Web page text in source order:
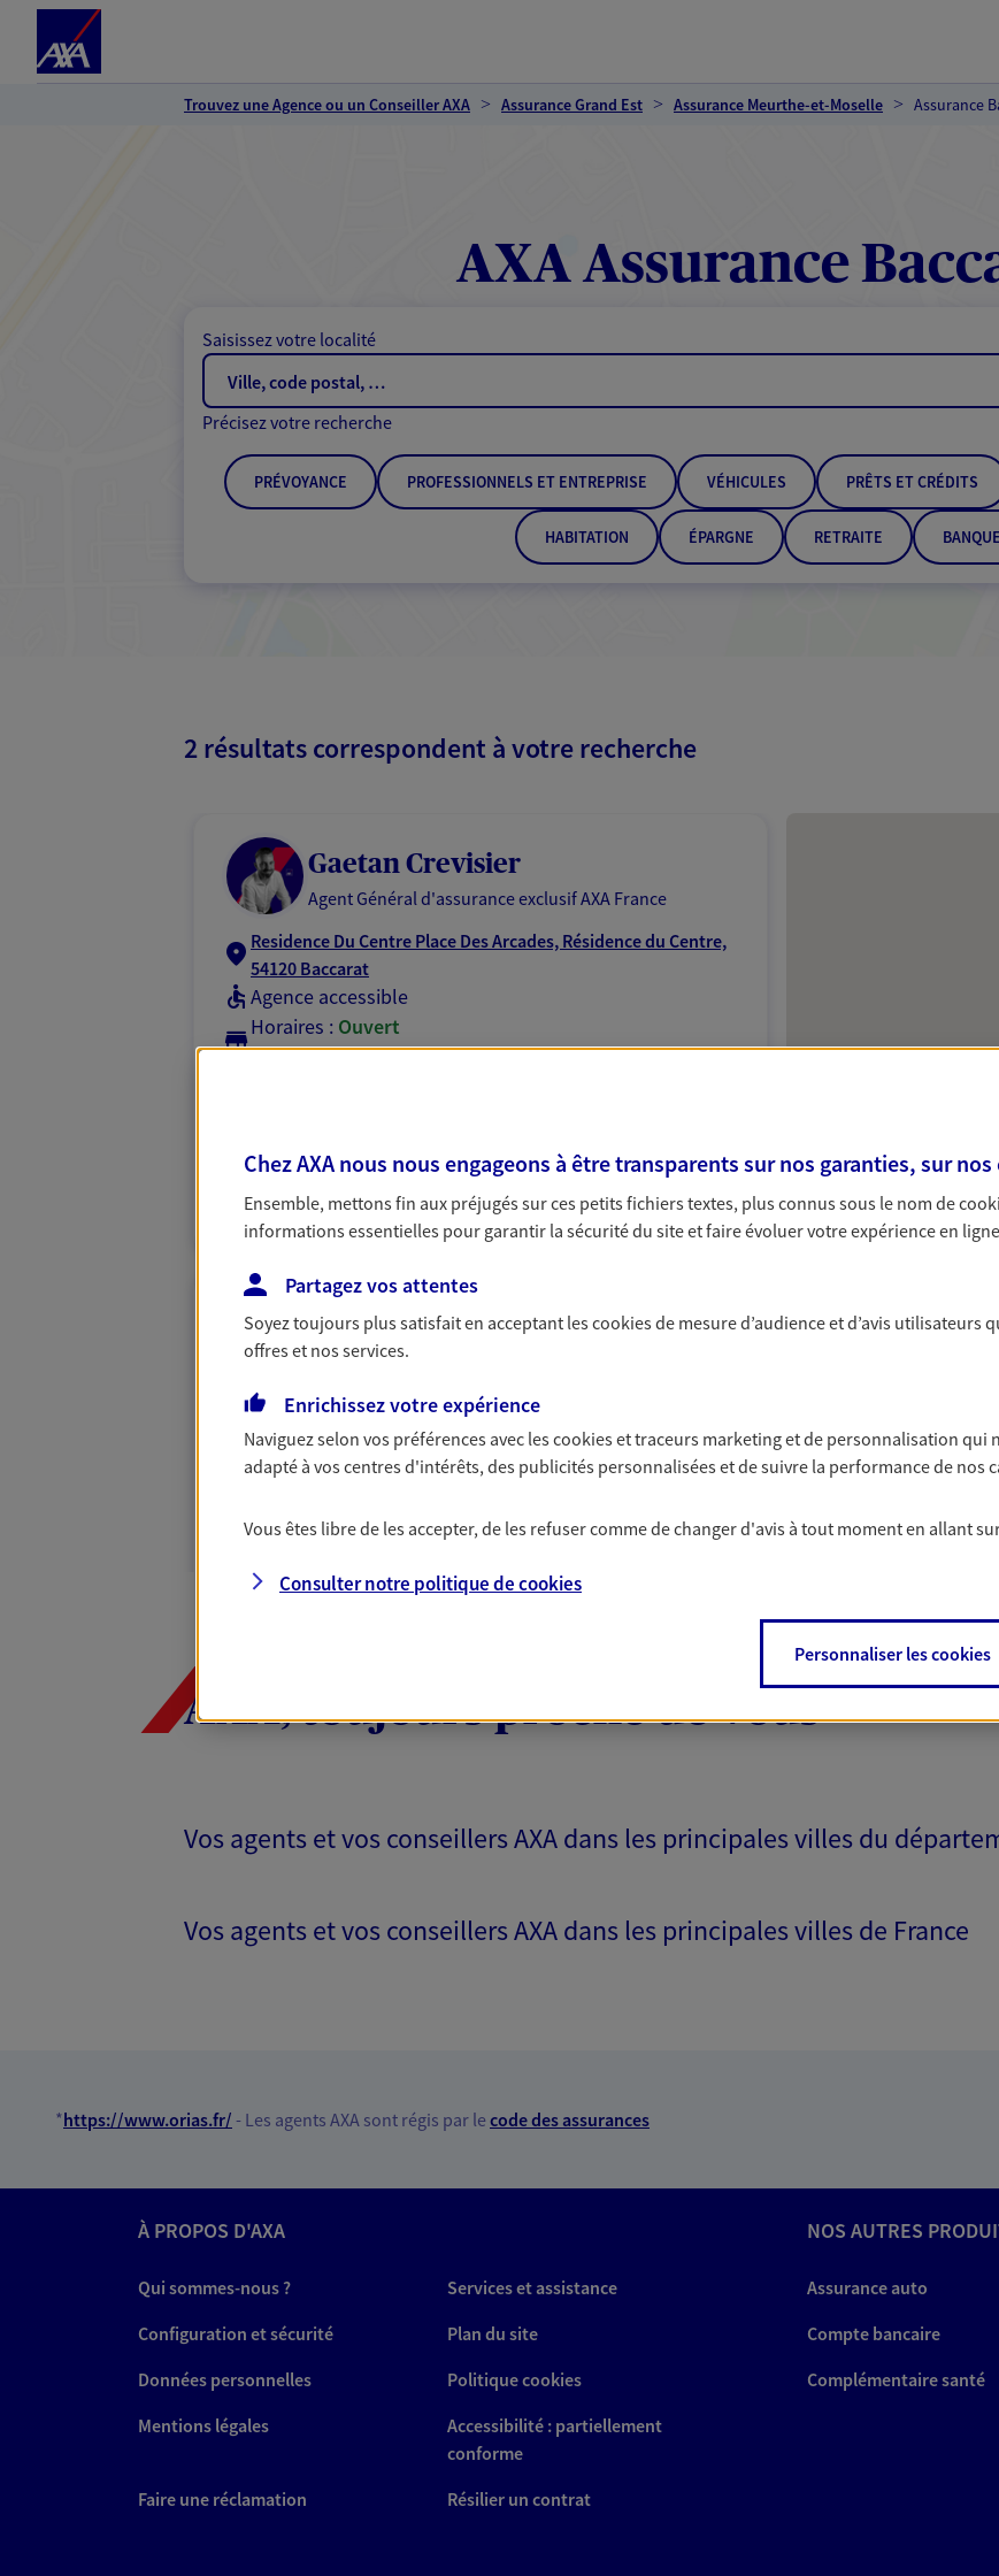
Trouvez une Agence ou un Conseiller AXA Assurance Grand Est Assurance Meurthe-et-Moselle Assurance
AXA Assurance
Saisissez votre localité
Précisez votre recherche
PRÉVOYANCE PROFESSIONNELS ET ENTREPRISE VÉHICULES PRÊTS ET CRÉDITS
HABITATION ÉPARGNE RETRAITE BANQUE
2 résultats correspondent à votre recherche
Gaetan Crevisier
Agent Général d'assurance exclusif AXA France
Residence Du Centre Place Des Arcades, Résidence du Centre,
54120 Baccarat
Agence accessible
Horaires : Ouvert
de 09:00 à 12:00puis de 14:00 à 18:00
PRENDRE RENDEZ-VOUS VOIR NOTRE SITE WEB
N° Orias * (orias.fr) : 23000751
Vanessa Morin
Mandataire d'Assurance AXA Epargne et Protection
54120 Baccarat
06 23 42 51 43 NOUS CONTACTER
AXA, toujours proche de vous
Vos agents et vos conseillers AXA dans les principales villes du
Vos agents et vos conseillers AXA dans les principales villes de France
*https://www.orias.fr/ - Les agents AXA sont régis par lecode des assurances
À PROPOS D'AXA
Qui sommes-nous ?
Services et assistance
Configuration et sécurité
Plan du site
Données personnelles
Politique cookies
Mentions légales
Accessibilité : partiellement
conforme
Faire une réclamation
Résilier un contrat
NOS AUTRES
Assurance auto
Compte bancaire
Complémentaire santé
Chez AXA nous nous engageons à être transparents sur nos garanties, sur nos
Ensemble, mettons fin aux préjugés sur ces petits fichiers textes, plus connus sous le nom de
informations essentielles pour garantir la sécurité du site et faire évoluer votre expérience en
Partagez vos attentes
Soyez toujours plus satisfait en acceptant lescookiesde mesure d’audience et d’avis utilisateurs
offres et nos services.
Enrichissez votre expérience
Naviguez selon vos préférences avec lescookies et traceurs marketing et de personnalisation qui
adapté à vos centres d'intérêts, des publicités personnalisées et de suivre la performance de nos
Vous êtes libre de les accepter, de les refuser comme de changer d'avis à tout moment en allant
Consulter notre politique decookies
Personnaliser les cookies